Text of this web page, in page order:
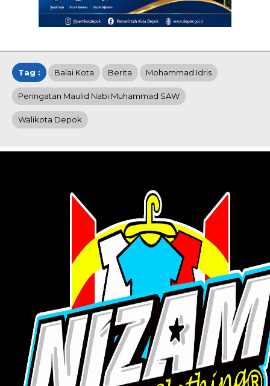
Tag : Balai Kota Berita Mohammad Idris
Peringatan Maulid Nabi Muhammad SAW
Walikota Depok